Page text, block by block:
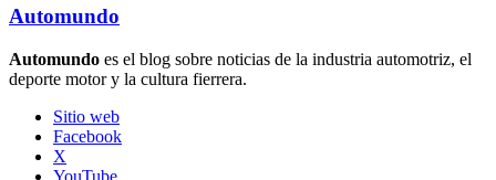
Automundo
Automundo es el blog sobre noticias de la industria automotriz, el
deporte motor y la cultura fierrera.
Sitio web
Facebook
X